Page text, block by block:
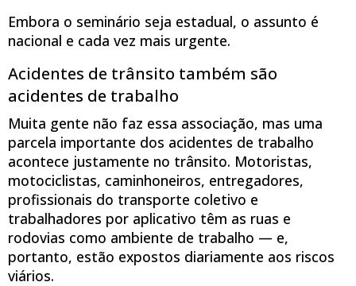
Embora o seminário seja estadual, o assunto é
nacional e cada vez mais urgente.
Acidentes de trânsito também são
acidentes de trabalho
Muita gente não faz essa associação, mas uma
parcela importante dos acidentes de trabalho
acontece justamente no trânsito. Motoristas,
motociclistas, caminhoneiros, entregadores,
profissionais do transporte coletivo e
trabalhadores por aplicativo têm as ruas e
rodovias como ambiente de trabalho — e,
portanto, estão expostos diariamente aos riscos
viários.